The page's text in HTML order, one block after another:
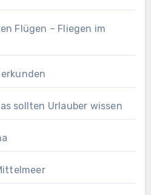
Flügen – Fliegen im
sollten Urlauber wissen